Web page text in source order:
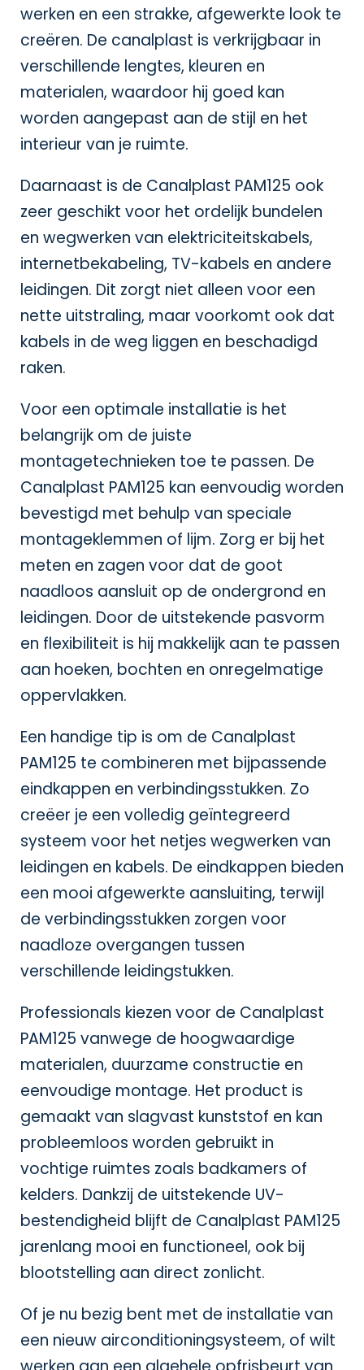
werken en een strakke, afgewerkte look te
creëren. De canalplast is verkrijgbaar in
verschillende lengtes, kleuren en
materialen, waardoor hij goed kan
worden aangepast aan de stijl en het
interieur van je ruimte.
Daarnaast is de Canalplast PAM125 ook
zeer geschikt voor het ordelijk bundelen
en wegwerken van elektriciteitskabels,
internetbekabeling, TV-kabels en andere
leidingen. Dit zorgt niet alleen voor een
nette uitstraling, maar voorkomt ook dat
kabels in de weg liggen en beschadigd
raken.
Voor een optimale installatie is het
belangrijk om de juiste
montagetechnieken toe te passen. De
Canalplast PAM125 kan eenvoudig worden
bevestigd met behulp van speciale
montageklemmen of lijm. Zorg er bij het
meten en zagen voor dat de goot
naadloos aansluit op de ondergrond en
leidingen. Door de uitstekende pasvorm
en flexibiliteit is hij makkelijk aan te passen
aan hoeken, bochten en onregelmatige
oppervlakken.
Een handige tip is om de Canalplast
PAM125 te combineren met bijpassende
eindkappen en verbindingsstukken. Zo
creëer je een volledig geïntegreerd
systeem voor het netjes wegwerken van
leidingen en kabels. De eindkappen bieden
een mooi afgewerkte aansluiting, terwijl
de verbindingsstukken zorgen voor
naadloze overgangen tussen
verschillende leidingstukken.
Professionals kiezen voor de Canalplast
PAM125 vanwege de hoogwaardige
materialen, duurzame constructie en
eenvoudige montage. Het product is
gemaakt van slagvast kunststof en kan
probleemloos worden gebruikt in
vochtige ruimtes zoals badkamers of
kelders. Dankzij de uitstekende UV-
bestendigheid blijft de Canalplast PAM125
jarenlang mooi en functioneel, ook bij
blootstelling aan direct zonlicht.
Of je nu bezig bent met de installatie van
een nieuw airconditioningsysteem, of wilt